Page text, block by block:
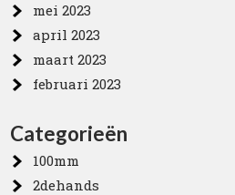
mei 2023
april 2023
maart 2023
februari 2023
Categorieën
100mm
2dehands